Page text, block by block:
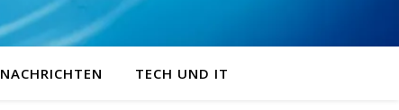
NACHRICHTEN TECH UND IT